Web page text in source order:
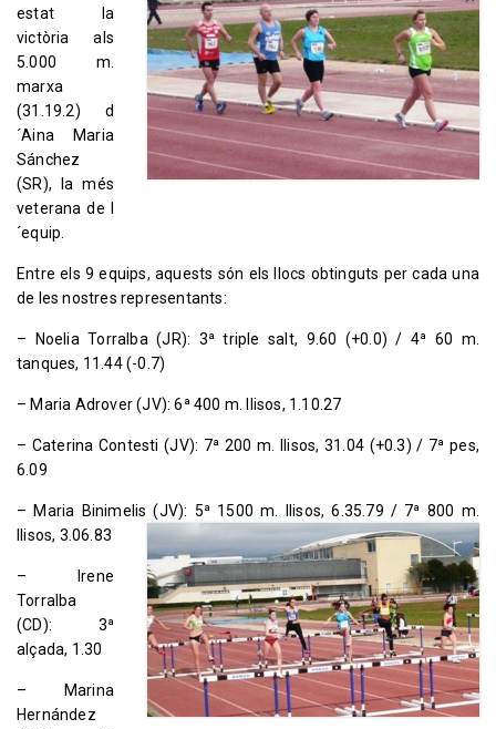
estat la
victòria als
5.000 m.
marxa
(31.19.2) d
´Aina Maria
Sánchez
(SR), la més
veterana de l
´equip.
Entre els 9 equips, aquests són els llocs obtinguts per cada una
de les nostres representants:
– Noelia Torralba (JR): 3ª triple salt, 9.60 (+0.0) / 4ª 60 m.
tanques, 11.44 (-0.7)
– Maria Adrover (JV): 6ª 400 m. llisos, 1.10.27
– Caterina Contesti (JV): 7ª 200 m. llisos, 31.04 (+0.3) / 7ª pes,
6.09
– Maria Binimelis (JV): 5ª 1500 m. llisos, 6.35.79 / 7ª 800 m.
llisos, 3.06.83
– Irene
Torralba
(CD): 3ª
alçada, 1.30
– Marina
Hernández